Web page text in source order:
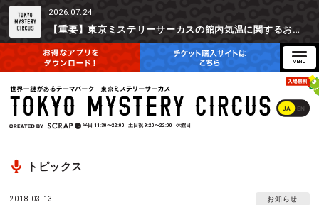
2026.07.24
【重要】東京ミステリーサーカスの館内気温に関するお詫びとご参加辞退時の返金対応について
JA EN
平日 11:30〜22:00 土日祝 9:20〜22:00 休館日
トピックス
2018.03.13 お知らせ